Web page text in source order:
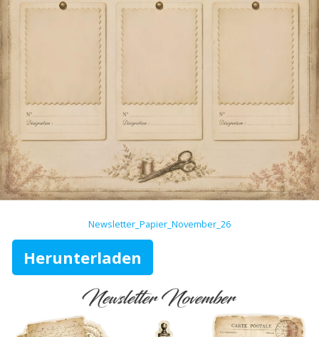
Newsletter_Papier_November_26
Herunterladen